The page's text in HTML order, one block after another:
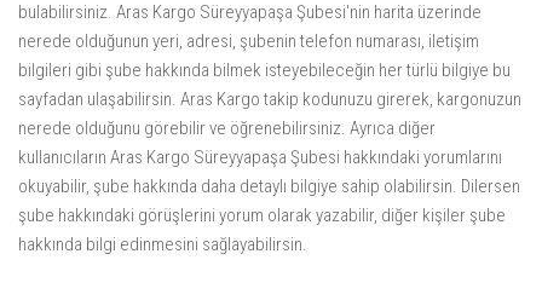
bulabilirsiniz. Aras Kargo Süreyyapaşa Şubesi'nin harita üzerinde
nerede olduğunun yeri, adresi, şubenin telefon numarası, iletişim
bilgileri gibi şube hakkında bilmek isteyebileceğin her türlü bilgiye bu
sayfadan ulaşabilirsin. Aras Kargo takip kodunuzu girerek, kargonuzun
nerede olduğunu görebilir ve öğrenebilirsiniz. Ayrıca diğer
kullanıcıların Aras Kargo Süreyyapaşa Şubesi hakkındaki yorumlarını
okuyabilir, şube hakkında daha detaylı bilgiye sahip olabilirsin. Dilersen
şube hakkındaki görüşlerini yorum olarak yazabilir, diğer kişiler şube
hakkında bilgi edinmesini sağlayabilirsin.